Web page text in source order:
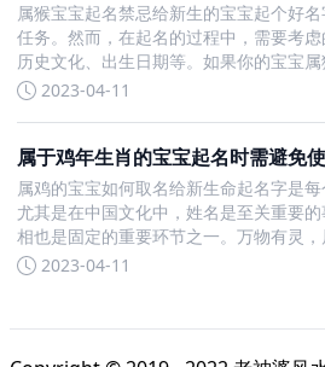
属猴宝宝起名禁忌给新生的宝宝起个好
任务。然而，在起名的过程中，需要考
历史文化、出生日期等。如果你的宝宝
需要了解一些相关禁忌。以下是一些不适
2023-04-11
属于鸡年生肖的宝宝起名时需避免
属鸡的宝宝如何取名给新生命起名字是
尤其是在中国文化中，姓名是至关重要
相也是固定的重要环节之一。万物有灵
密的联系。如果您的宝宝是属鸡的，下面
2023-04-11